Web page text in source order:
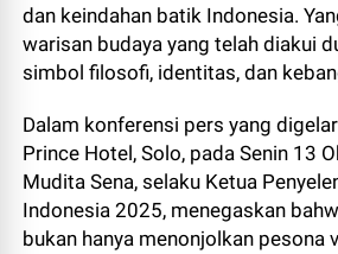
dan keindahan batik Indonesia.
warisan budaya yang telah diakui
simbol filosofi, identitas, dan
Dalam konferensi pers yang
Prince Hotel, Solo, pada Senin 13
Mudita Sena, selaku Ketua
Indonesia 2025, menegaskan
bukan hanya menonjolkan pesona